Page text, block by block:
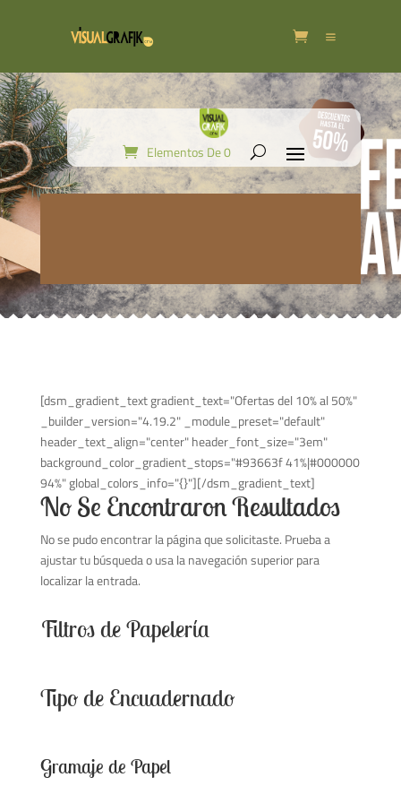
Elementos De 0
[dsm_gradient_text gradient_text="Ofertas del 10% al 50%"
_builder_version="4.19.2" _module_preset="default"
header_text_align="center" header_font_size="3em"
background_color_gradient_stops="#93663f 41%|#000000
94%" global_colors_info="{}"][/dsm_gradient_text]
No Se Encontraron Resultados
No se pudo encontrar la página que solicitaste. Prueba a
ajustar tu búsqueda o usa la navegación superior para
localizar la entrada.
Filtros de Papelería
Tipo de Encuadernado
Gramaje de Papel